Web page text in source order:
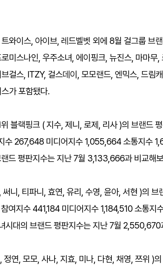
와이스, 아이브, 레드벨벳 외에 8월 걸그룹 브
미스나인, 우주소녀, 에이핑크, 뉴진스, 마마무
걸스, ITZY, 걸스데이, 모모랜드, 엔믹스, 드림
가 포함됐다.
블랙핑크 ( 지수, 제니, 로제, 리사 )​의 브랜드
수 267,648 미디어지수 1,055,664 소통지수
드 평판지수는 지난 7월 3,133,666과 비교해
써니, 티파니, 효연, 유리, 수영, 윤아, 서현 )​의
여지수 441,184 미디어지수 1,184,510 소통지
대의 브랜드 평판지수는 지난 7월 2,550,670
정연, 모모, 사나, 지효, 미나, 다현, 채영, 쯔위